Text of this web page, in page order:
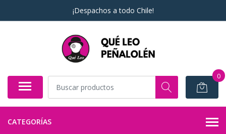
¡Despachos a todo Chile!
0
CATEGORÍAS